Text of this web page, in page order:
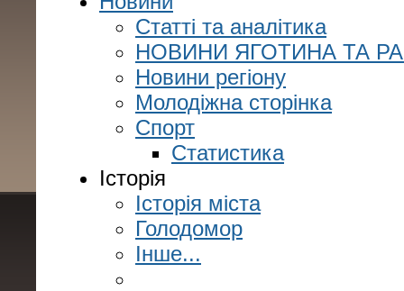
Статті та аналітика
НОВИНИ ЯГОТИНА ТА
Новини регіону
Молодіжна сторінка
Спорт
Статистика
Історія
Історія міста
Голодомор
Інше...